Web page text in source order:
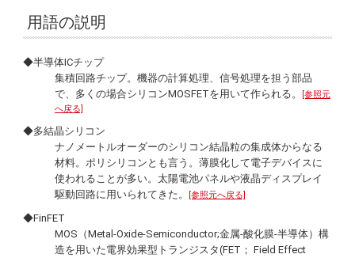
用語の説明
◆半導体ICチップ
集積回路チップ。機器の計算処理、信号処理を担う部品
で、多くの場合シリコンMOSFETを用いて作られる。
[参照元
へ戻る]
◆多結晶シリコン
ナノメートルオーダーのシリコン結晶粒の集成体からなる
材料。ポリシリコンとも言う。薄膜化して電子デバイスに
使われることが多い。太陽電池パネルや液晶ディスプレイ
駆動回路に用いられてきた。
[参照元へ戻る]
◆FinFET
MOS（Metal-Oxide-Semiconductor;金属-酸化膜-半導体）構
造を用いた電界効果型トランジスタ(FET；Field Effect